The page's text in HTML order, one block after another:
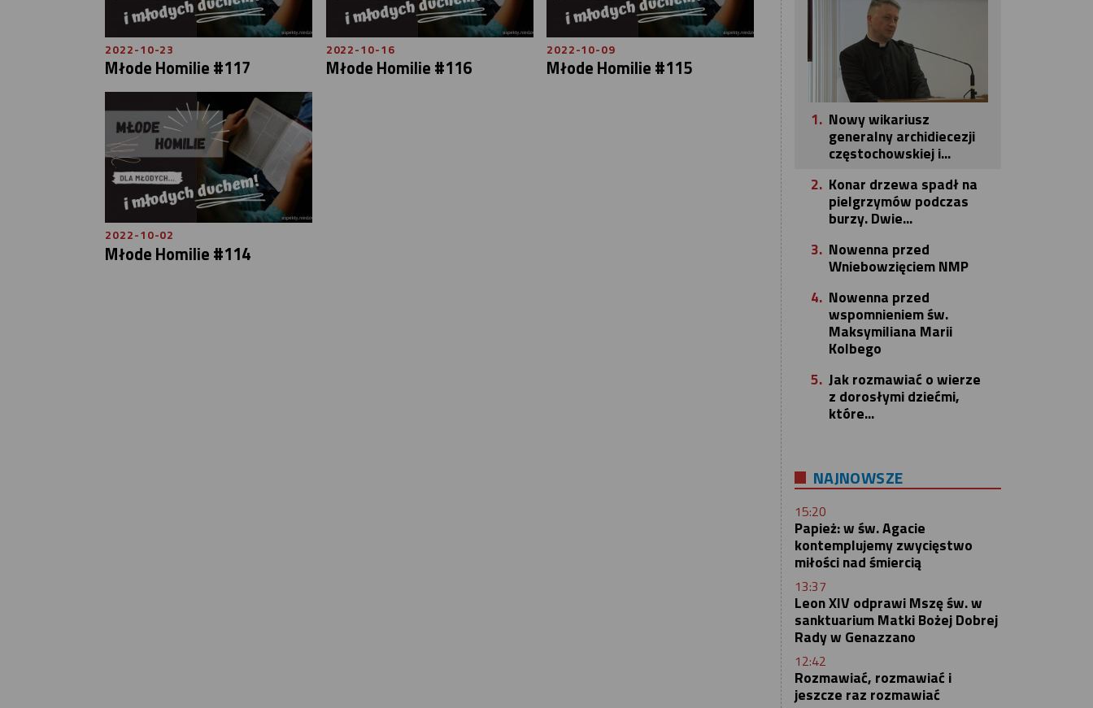
2022-10-23
Młode Homilie #117
2022-10-16
Młode Homilie #116
2022-10-09
Młode Homilie #115
2022-10-02
Młode Homilie #114
1. Nowy wikariusz
generalny archidiecezji
częstochowskiej i...
2. Konar drzewa spadł na
pielgrzymów podczas
burzy. Dwie...
3. Nowenna przed
Wniebowzięciem NMP
4. Nowenna przed
wspomnieniem św.
Maksymiliana Marii
Kolbego
5. Jak rozmawiać o wierze
z dorosłymi dziećmi,
które...
NAJNOWSZE
15:20
Papież: w św. Agacie
kontemplujemy zwycięstwo
miłości nad śmiercią
13:37
Leon XIV odprawi Mszę św. w
sanktuarium Matki Bożej Dobrej
Rady w Genazzano
12:42
Rozmawiać, rozmawiać i
jeszcze raz rozmawiać